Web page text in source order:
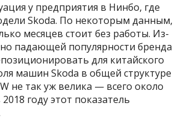
у предприятия в Нинбо, где
Skoda. По некоторым данным,
месяцев стоит без работы. Из-
падающей популярности бренда
для китайского
машин Skoda в общей структуре
не так уж велика — всего около
году этот показатель